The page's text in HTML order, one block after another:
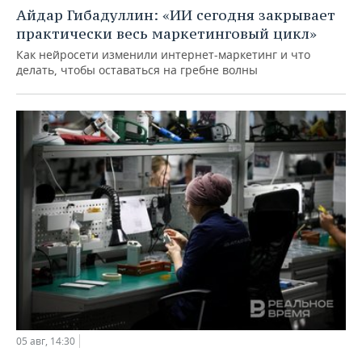
Айдар Гибадуллин: «ИИ сегодня закрывает
практически весь маркетинговый цикл»
Как нейросети изменили интернет-маркетинг и что
делать, чтобы оставаться на гребне волны
05 авг, 14:30